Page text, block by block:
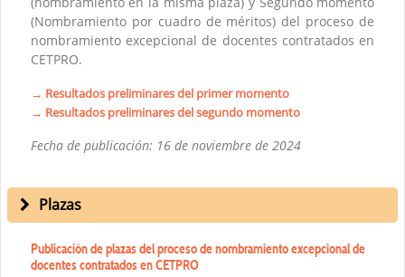
(Nombramiento por cuadro de méritos) del proceso de
nombramiento excepcional de docentes contratados en
CETPRO.
→ Resultados preliminares del primer momento
→ Resultados preliminares del segundo momento
Fecha de publicación: 16 de noviembre de 2024
Plazas
Publicación de plazas del proceso de nombramiento excepcional de
docentes contratados en CETPRO